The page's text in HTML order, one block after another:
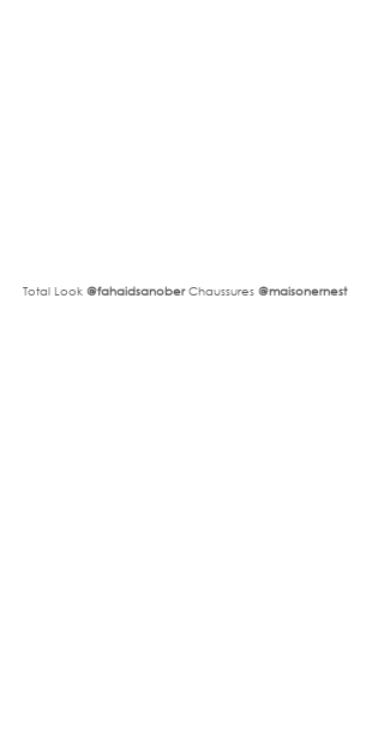
Total Look @fahaidsanober Chaussures @maisonernest